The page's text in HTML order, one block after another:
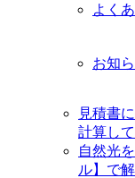
よく
お知
見積書
計算し
自然光
ル】で